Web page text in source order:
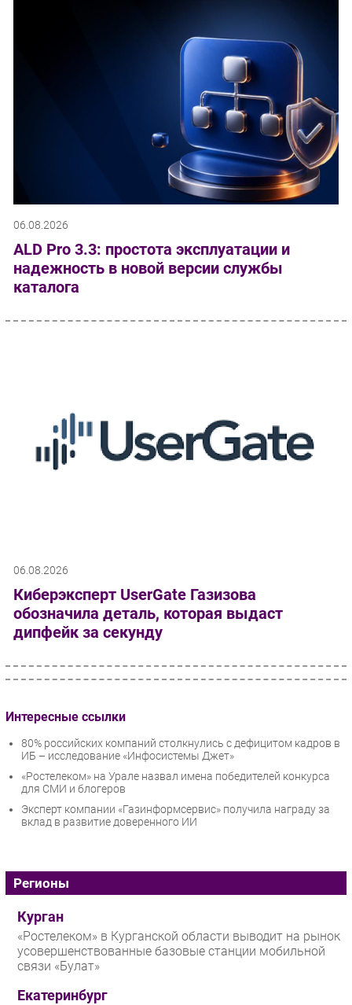
06.08.2026
ALD Pro 3.3: простота эксплуатации и
надежность в новой версии службы
каталога
06.08.2026
Киберэксперт UserGate Газизова
обозначила деталь, которая выдаст
дипфейк за секунду
Интересные ссылки
80% российских компаний столкнулись с дефицитом кадров в
ИБ – исследование «Инфосистемы Джет»
«Ростелеком» на Урале назвал имена победителей конкурса
для СМИ и блогеров
Эксперт компании «Газинформсервис» получила награду за
вклад в развитие доверенного ИИ
Регионы
Курган
«Ростелеком» в Курганской области выводит на рынок
усовершенствованные базовые станции мобильной
связи «Булат»
Екатеринбург